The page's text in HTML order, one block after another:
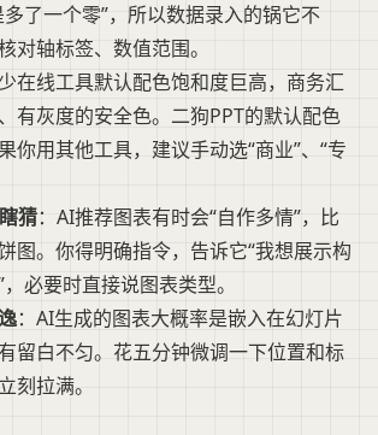
了一个零”，所以数据录入的锅它不
对轴标签、数值范围。
在线工具默认配色饱和度巨高，商务汇
有灰度的安全色。二狗PPT的默认配色
你用其他工具，建议手动选“商业”、“专
猜：AI推荐图表有时会“自作多情”，比
图。你得明确指令，告诉它“我想展示构
必要时直接说图表类型。
：AI生成的图表大概率是嵌入在幻灯片
留白不匀。花五分钟微调一下位置和标
刻拉满。